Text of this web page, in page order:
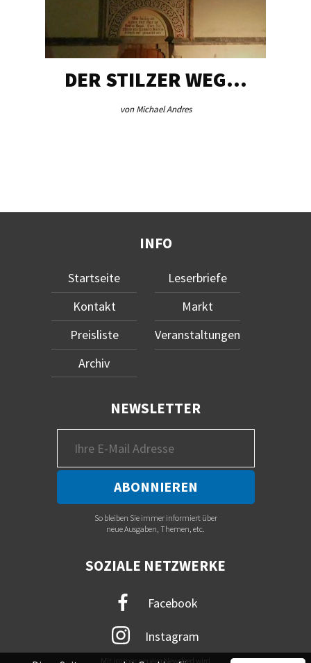
DER STILZER WEG…
von Michael Andres
INFO
Startseite
Kontakt
Preisliste
Archiv
Leserbriefe
Markt
Veranstaltungen
NEWSLETTER
So bleiben Sie immer informiert über
neue Ausgaben, Themen, etc.
SOZIALE NETZWERKE
Facebook
Instagram
Mit immer neuem Newsfeed wird